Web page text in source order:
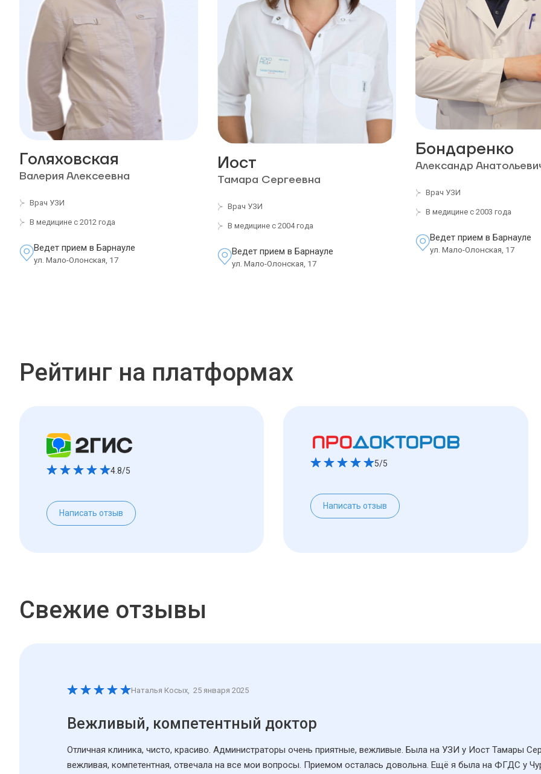
Голяховская
Валерия Алексеевна
Врач УЗИ
В медицине с 2012 года
Ведет прием в Барнауле
ул. Мало-Олонская, 17
Иост
Тамара Сергеевна
Врач УЗИ
В медицине с 2004 года
Ведет прием в Барнауле
ул. Мало-Олонская, 17
Бондаренко
Александр
Врач УЗИ
В медицине с 2003 года
Ведет прием в Барнауле
ул. Мало-Олонская, 17
Рейтинг на платформах
4.8/5
Написать отзыв
5/5
Написать отзыв
Свежие отзывы
Наталья Косых, 25 января 2025
Вежливый, компетентный доктор
Отличная клиника, чисто, красиво. Администраторы очень приятные, вежливые. Была на УЗИ у Иост Тамары
вежливая, компетентная, отвечала на все мои вопросы. Приемом осталась довольна. Ещё я была на ФГДС у